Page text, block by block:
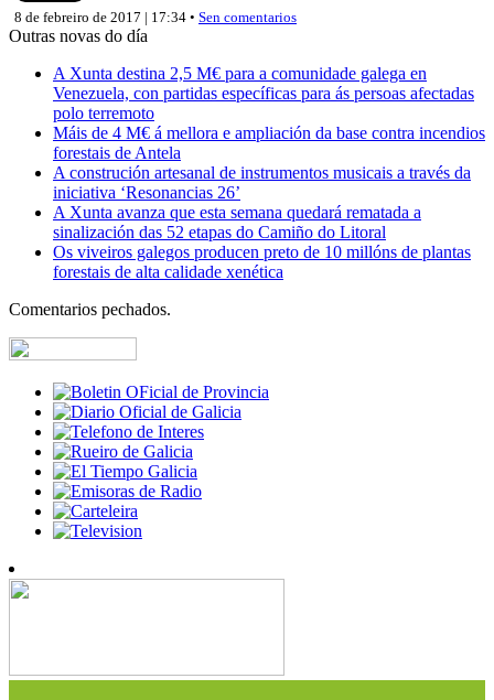
8 de febreiro de 2017 | 17:34 • Sen comentarios
Outras novas do día
A Xunta destina 2,5 M€ para a comunidade galega en
Venezuela, con partidas específicas para ás persoas afectadas
polo terremoto
Máis de 4 M€ á mellora e ampliación da base contra incendios
forestais de Antela
A construción artesanal de instrumentos musicais a través da
iniciativa ‘Resonancias 26’
A Xunta avanza que esta semana quedará rematada a
sinalización das 52 etapas do Camiño do Litoral
Os viveiros galegos producen preto de 10 millóns de plantas
forestais de alta calidade xenética
Comentarios pechados.